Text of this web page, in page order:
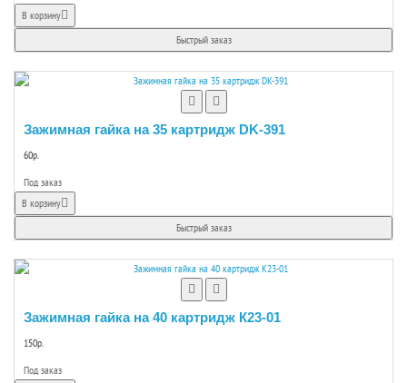
В корзину
Быстрый заказ
Зажимная гайка на 35 картридж DK-391
60р.
Под заказ
В корзину
Быстрый заказ
Зажимная гайка на 40 картридж К23-01
150р.
Под заказ